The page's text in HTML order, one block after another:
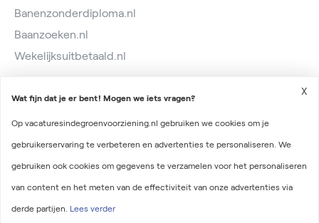
Banenzonderdiploma.nl
Baanzoeken.nl
Wekelijksuitbetaald.nl
Privacyverklaring
Wat fijn dat je er bent! Mogen we iets vragen?
Op vacaturesindegroenvoorziening.nl gebruiken we cookies om je
gebruikerservaring te verbeteren en advertenties te personaliseren. We
gebruiken ook cookies om gegevens te verzamelen voor het personaliseren
van content en het meten van de effectiviteit van onze advertenties via
derde partijen. Lees verder
X